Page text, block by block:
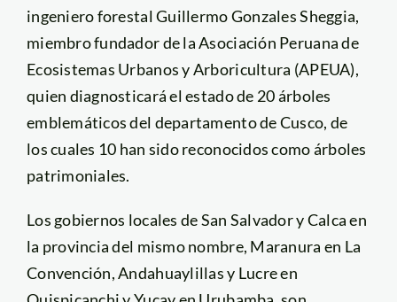
ingeniero forestal Guillermo Gonzales Sheggia,
miembro fundador de la Asociación Peruana de
Ecosistemas Urbanos y Arboricultura (APEUA),
quien diagnosticará el estado de 20 árboles
emblemáticos del departamento de Cusco, de
los cuales 10 han sido reconocidos como árboles
patrimoniales.
Los gobiernos locales de San Salvador y Calca en
la provincia del mismo nombre, Maranura en La
Convención, Andahuaylillas y Lucre en